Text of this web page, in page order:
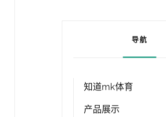
导航
知道mk体育
产品展示